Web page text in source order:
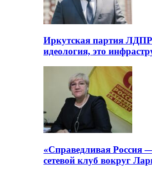
Иркутская партия
идеология, это
«Справедливая Россия
сетевой клуб вокруг